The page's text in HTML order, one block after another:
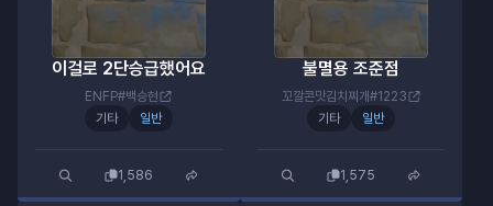
이걸로 2단승급했어요
ENFP#백승현
기타
일반
1,586
불멸용 조준점
꼬깔콘맛김치찌개#1223
기타
일반
1,575